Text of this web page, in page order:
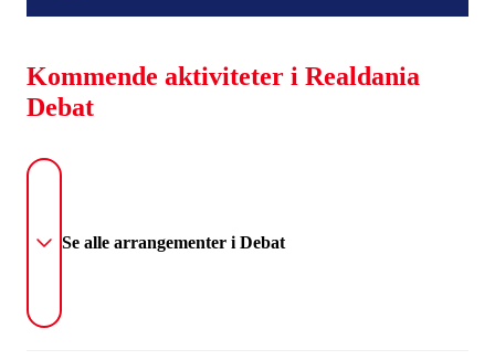
Kommende aktiviteter i Realdania
Debat
Se alle arrangementer i Debat